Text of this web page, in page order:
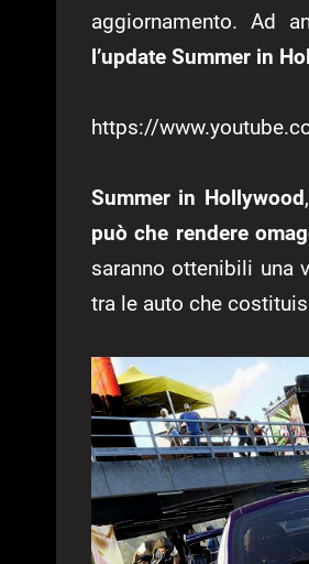
aggiornamento. Ad
l’update Summer in
https://
Summer in Hollywood
può che rendere
saranno ottenibili una
tra le auto che